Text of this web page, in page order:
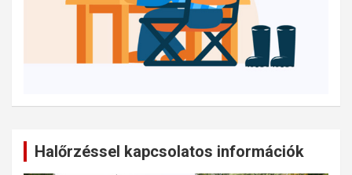
Halőrzéssel kapcsolatos információk